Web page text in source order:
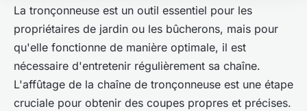
La tronçonneuse est un outil essentiel pour les
propriétaires de jardin ou les bûcherons, mais pour
qu'elle fonctionne de manière optimale, il est
nécessaire d'entretenir régulièrement sa chaîne.
L'affûtage de la chaîne de tronçonneuse est une étape
cruciale pour obtenir des coupes propres et précises.